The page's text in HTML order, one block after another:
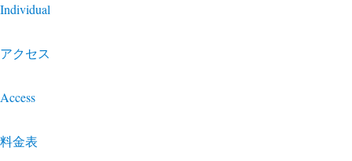
Individual
アクセス
Access
料金表